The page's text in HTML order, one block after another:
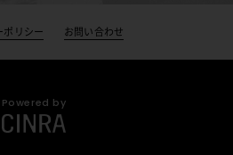
ポリシー お問い合わせ
Powered by